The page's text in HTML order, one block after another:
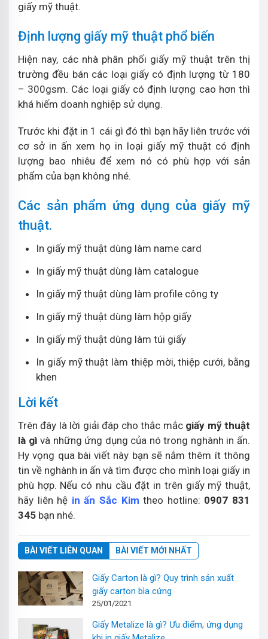
giấy mỹ thuật.
Định lượng giấy mỹ thuật phổ biến
Hiện nay, các nhà phân phối giấy mỹ thuật trên thị
trường đều bán các loại giấy có định lượng từ 180
– 300gsm. Các loại giấy có định lượng cao hơn thì
khá hiếm doanh nghiệp sử dụng.
Trước khi đặt in 1 cái gì đó thì bạn hãy liên trước với
cơ sở in ấn xem họ in loại giấy mỹ thuật có định
lượng bao nhiêu để xem nó có phù hợp với sản
phẩm của bạn không nhé.
Các sản phẩm ứng dụng của giấy mỹ
thuật.
In giấy mỹ thuật dùng làm name card
In giấy mỹ thuật dùng làm catalogue
In giấy mỹ thuật dùng làm profile công ty
In giấy mỹ thuật dùng làm hộp giấy
In giấy mỹ thuật dùng làm túi giấy
In giấy mỹ thuật làm thiệp mời, thiệp cưới, bằng
khen
Lời kết
Trên đây là lời giải đáp cho thắc mắc giấy mỹ thuật
là gì và những ứng dụng của nó trong nghành in ấn.
Hy vọng qua bài viết này bạn sẽ nắm thêm ít thông
tin về nghành in ấn và tìm được cho mình loại giấy in
phù hợp. Nếu có nhu cầu đặt in trên giấy mỹ thuật,
hãy liên hệ in ấn Sắc Kim theo hotline: 0907 831
345 bạn nhé.
BÀI VIẾT LIÊN QUAN BÀI VIẾT MỚI NHẤT
Giấy Carton là gì? Quy trình sản xuất
giấy carton bìa cứng
25/01/2021
Giấy Metalize là gì? Ưu điểm, ứng dụng